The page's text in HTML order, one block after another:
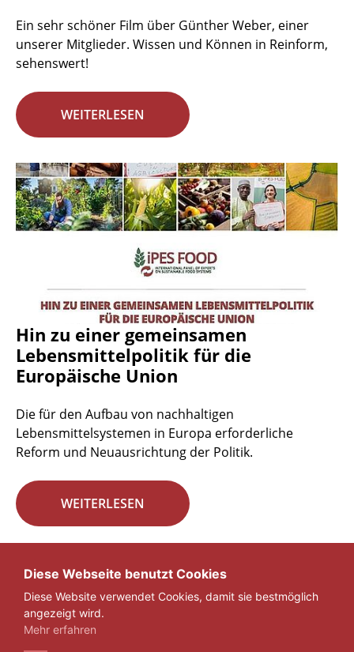
Ein sehr schöner Film über Günther Weber, einer
unserer Mitglieder. Wissen und Können in Reinform,
sehenswert!
WEITERLESEN
Hin zu einer gemeinsamen
Lebensmittelpolitik für die
Europäische Union
Die für den Aufbau von nachhaltigen
Lebensmittelsystemen in Europa erforderliche
Reform und Neuausrichtung der Politik.
WEITERLESEN
« 1 ... 27 28 29
Diese Webseite benutzt Cookies
Diese Website verwendet Cookies, damit sie bestmöglich
angezeigt wird.
Mehr erfahren